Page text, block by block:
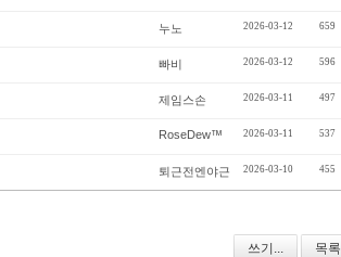
누노 2026-03-12 659
빠비 2026-03-12 596
제임스손 2026-03-11 497
RoseDew™ 2026-03-11 537
퇴근전엔야근 2026-03-10 455
쓰기... 목록